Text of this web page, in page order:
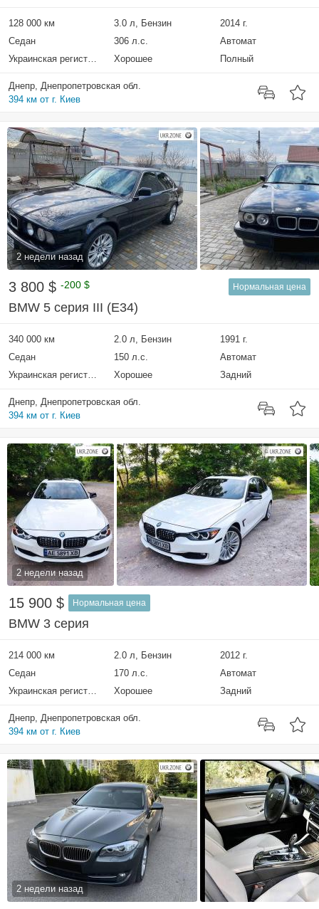
128 000 км 3.0 л, Бензин
2014 г.
Седан
306 л.с.
Автомат
Украинская регистрация
Хорошее Полный
Днепр, Днепропетровская обл.
394 км от г. Киев
2 недели назад
3 800 $ -200 $ Нормальная цена
BMW 5 серия III (E34)
340 000 км 2.0 л, Бензин
1991 г.
Седан
150 л.с.
Автомат
Украинская регистрация
Хорошее Задний
Днепр, Днепропетровская обл.
394 км от г. Киев
2 недели назад
15 900 $ Нормальная цена
BMW 3 серия
214 000 км 2.0 л, Бензин
2012 г.
Седан
170 л.с.
Автомат
Украинская регистрация
Хорошее Задний
Днепр, Днепропетровская обл.
394 км от г. Киев
2 недели назад